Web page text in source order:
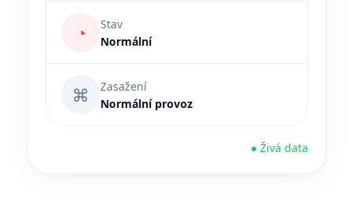
◔
Stav
Normální
⌘
Zasažení
Normální provoz
● Živá data